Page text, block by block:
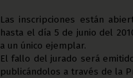
Las inscripciones están
hasta el día 5 de junio del
a un único ejemplar.
El fallo del jurado será
publicándolos a través de la